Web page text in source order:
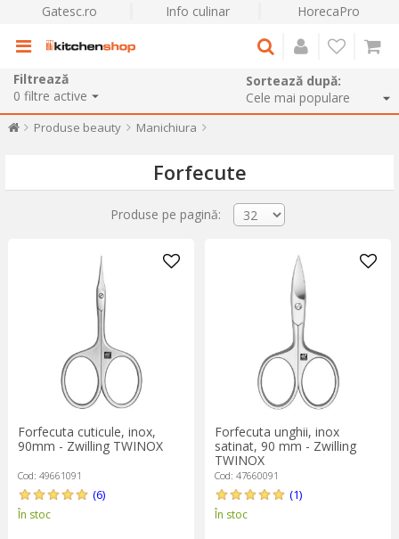
Gatesc.ro Info culinar HorecaPro
Filtrează
0 filtre active
Sortează după:
Produse beauty Manichiura
Forfecute
Produse pe pagină:
Forfecuta cuticule, inox,
90mm - Zwilling TWINOX
Cod: 49661091
(6)
În stoc
Forfecuta unghii, inox
satinat, 90 mm - Zwilling
TWINOX
Cod: 47660091
(1)
În stoc